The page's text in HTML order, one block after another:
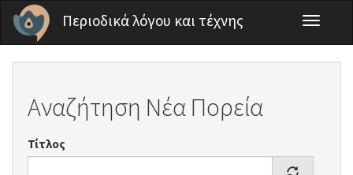
Παράκαμψη προς το κυρίως περιεχόμενο
Περιοδικά λόγου και τέχνης
Toggle
Αναζήτηση Νέα Πορεία
Τίτλος